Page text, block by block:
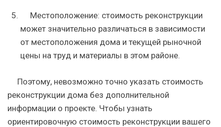
Местоположение: стоимость реконструкции
может значительно различаться в зависимости
от местоположения дома и текущей рыночной
цены на труд и материалы в этом районе.
Поэтому, невозможно точно указать стоимость
реконструкции дома без дополнительной
информации о проекте. Чтобы узнать
ориентировочную стоимость реконструкции вашего